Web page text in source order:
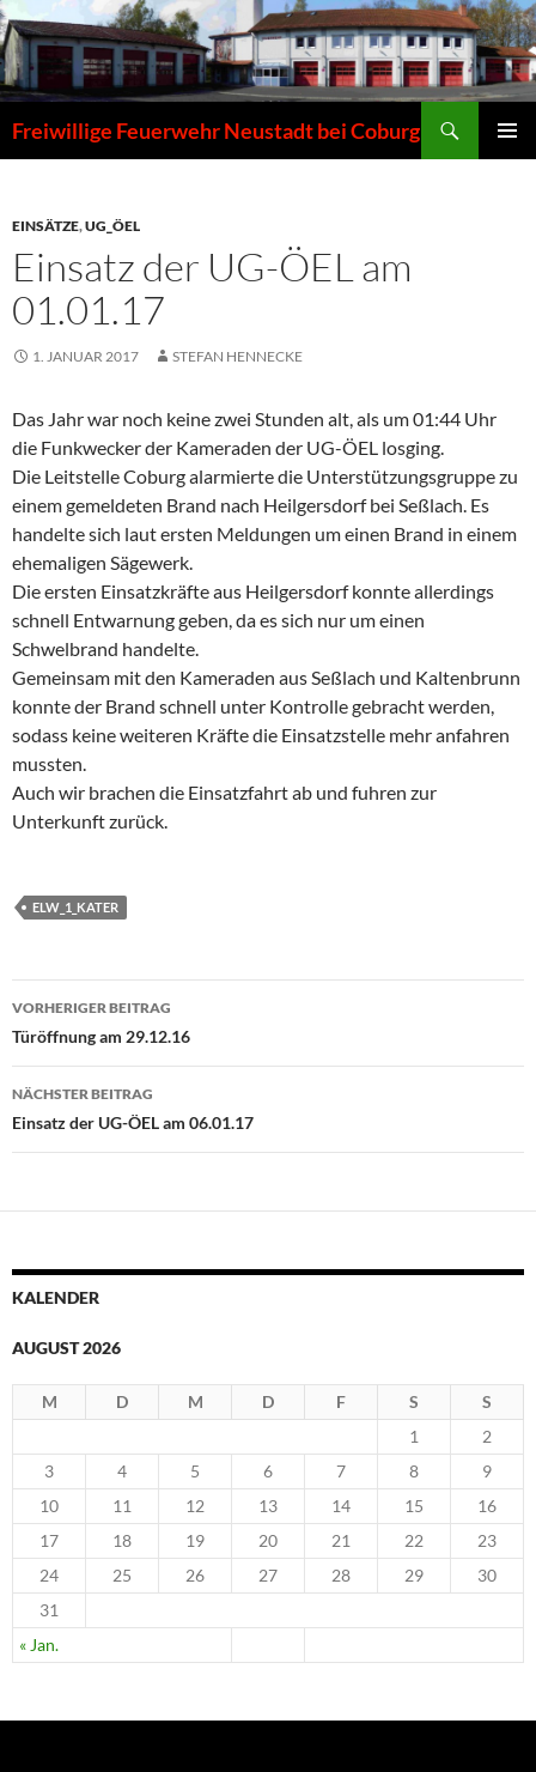
Zum
Inhalt
springen
Freiwillige Feuerwehr Neustadt bei Coburg
EINSÄTZE,UG_ÖEL
Einsatz der UG-ÖEL am
01.01.17
1. JANUAR 2017 STEFAN HENNECKE
Das Jahr war noch keine zwei Stunden alt, als um 01:44 Uhr
die Funkwecker der Kameraden der UG-ÖEL losging.
Die Leitstelle Coburg alarmierte die Unterstützungsgruppe zu
einem gemeldeten Brand nach Heilgersdorf bei Seßlach. Es
handelte sich laut ersten Meldungen um einen Brand in einem
ehemaligen Sägewerk.
Die ersten Einsatzkräfte aus Heilgersdorf konnte allerdings
schnell Entwarnung geben, da es sich nur um einen
Schwelbrand handelte.
Gemeinsam mit den Kameraden aus Seßlach und Kaltenbrunn
konnte der Brand schnell unter Kontrolle gebracht werden,
sodass keine weiteren Kräfte die Einsatzstelle mehr anfahren
mussten.
Auch wir brachen die Einsatzfahrt ab und fuhren zur
Unterkunft zurück.
ELW_1_KATER
Beitragsnavigation
VORHERIGER BEITRAG
Türöffnung am 29.12.16
NÄCHSTER BEITRAG
Einsatz der UG-ÖEL am 06.01.17
KALENDER
AUGUST 2026
M D M D F S S
« Jan.
1
2
3
4 5 6 7 8
9
10
11 12 13 14 15
16
17
18 19 20 21 22
23
24
25 26 27 28 29
30
31